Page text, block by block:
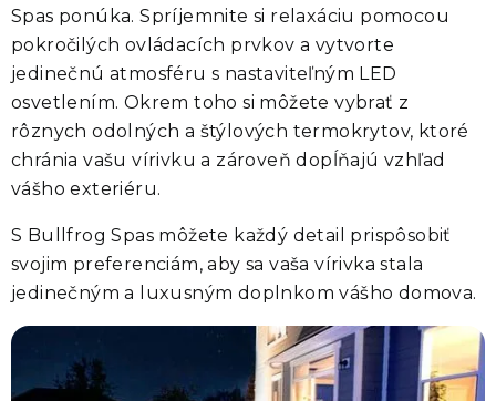
Spas ponúka. Spríjemnite si relaxáciu pomocou
pokročilých ovládacích prvkov a vytvorte
jedinečnú atmosféru s nastaviteľným LED
osvetlením. Okrem toho si môžete vybrať z
rôznych odolných a štýlových termokrytov, ktoré
chránia vašu vírivku a zároveň dopĺňajú vzhľad
vášho exteriéru.
S Bullfrog Spas môžete každý detail prispôsobiť
svojim preferenciám, aby sa vaša vírivka stala
jedinečným a luxusným doplnkom vášho domova.
Strategicky umiestnené osvetlenie v celej vírivke vytvára v záhrade
pokojnejšiu a príjemnejšiu atmosféru. Osvetlenie série X Series®
zahŕňa podsvietenie trysiek, opierok hlavy a prelivu, hlavné